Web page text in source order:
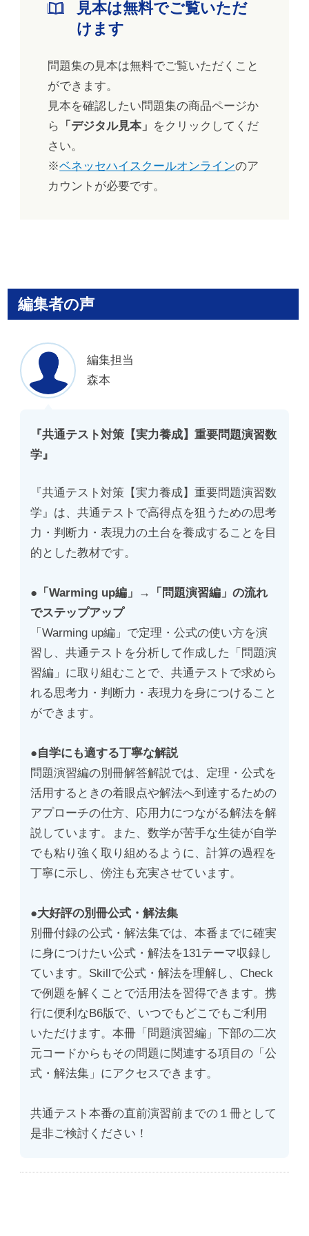
見本は無料でご覧いただ
けます
問題集の見本は無料でご覧いただくこと
ができます。
見本を確認したい問題集の商品ページか
ら 「デジタル見本」 をクリックしてくだ
さい。
※ベネッセハイスクールオンラインのア
カウントが必要です。
編集者の声
編集担当
森本
『共通テスト対策【実力養成】重要問題演習数
学』
『共通テスト対策【実力養成】重要問題演習数
学』は、共通テストで高得点を狙うための思考
力・判断力・表現力の土台を養成することを目
的とした教材です。
●「Warming up編」→「問題演習編」の流れ
でステップアップ
「Warming up編」で定理・公式の使い方を演
習し、共通テストを分析して作成した「問題演
習編」に取り組むことで、共通テストで求めら
れる思考力・判断力・表現力を身につけること
ができます。
●自学にも適する丁寧な解説
問題演習編の別冊解答解説では、定理・公式を
活用するときの着眼点や解法へ到達するための
アプローチの仕方、応用力につながる解法を解
説しています。また、数学が苦手な生徒が自学
でも粘り強く取り組めるように、計算の過程を
丁寧に示し、傍注も充実させています。
●大好評の別冊公式・解法集
別冊付録の公式・解法集では、本番までに確実
に身につけたい公式・解法を131テーマ収録し
ています。Skillで公式・解法を理解し、Check
で例題を解くことで活用法を習得できます。携
行に便利なB6版で、いつでもどこでもご利用
いただけます。本冊「問題演習編」下部の二次
元コードからもその問題に関連する項目の「公
式・解法集」にアクセスできます。
共通テスト本番の直前演習前までの１冊として
是非ご検討ください！